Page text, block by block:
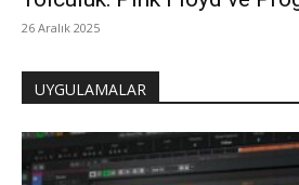
26 Aralık 2025
UYGULAMALAR